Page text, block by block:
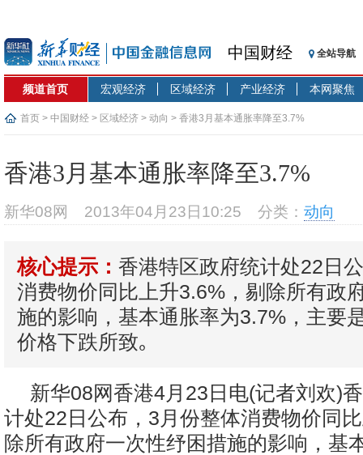
中国财经 全站导航
频道首页 宏观经济 区域经济 产业经济 本网聚焦
首页 > 中国财经 > 区域经济 > 动向 > 香港3月基本通胀率降至3.7%
香港3月基本通胀率降至3.7%
新华08网 2013年04月23日10:25 分类： 动向
核心提示： 香港特区政府统计处22日
消费物价同比上升3.6%，剔除所有政
施的影响，基本通胀率为3.7%，主要
价格下跌所致｡
新华08网香港4月23日电(记者刘欢)
计处22日公布，3月份整体消费物价同
除所有政府一次性纾困措施的影响，基